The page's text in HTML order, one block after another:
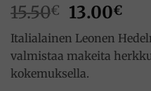
15.50€
hinta
oli:
15.50€.
13.00€
on:
Italialainen Leonen
valmistaa makeita
kokemuksella.